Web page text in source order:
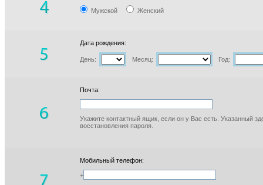
Мужской Женский
Дата рождения:
День: Месяц: Год:
Почта:
Укажите контактный ящик, если он у Вас есть. Указанный
восстановления пароля.
Мобильный телефон:
+